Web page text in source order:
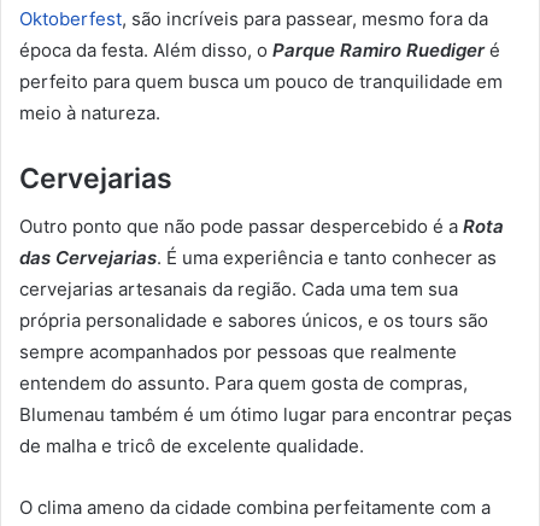
Oktoberfest, são incríveis para passear, mesmo fora da
época da festa. Além disso, o Parque Ramiro Ruedigeré
perfeito para quem busca um pouco de tranquilidade em
meio à natureza.
Cervejarias
Outro ponto que não pode passar despercebido é a Rota
das Cervejarias. É uma experiência e tanto conhecer as
cervejarias artesanais da região. Cada uma tem sua
própria personalidade e sabores únicos, e os tours são
sempre acompanhados por pessoas que realmente
entendem do assunto. Para quem gosta de compras,
Blumenau também é um ótimo lugar para encontrar peças
de malha e tricô de excelente qualidade.
O clima ameno da cidade combina perfeitamente com a